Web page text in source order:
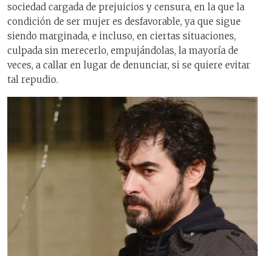
sociedad cargada de prejuicios y censura, en la que la
condición de ser mujer es desfavorable, ya que sigue
siendo marginada, e incluso, en ciertas situaciones,
culpada sin merecerlo, empujándolas, la mayoría de
veces, a callar en lugar de denunciar, si se quiere evitar
tal repudio.